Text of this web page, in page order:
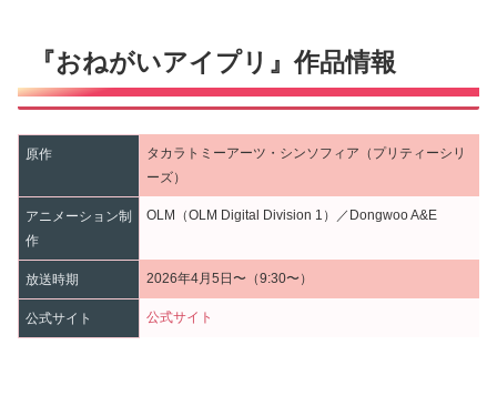
『おねがいアイプリ』作品情報
原作
タカラトミーアーツ・シンソフィア（プリティーシリ
ーズ）
アニメーション制
作
OLM（OLM Digital Division 1）／Dongwoo A&E
放送時期 2026年4月5日〜（9:30〜）
公式サイト 公式サイト